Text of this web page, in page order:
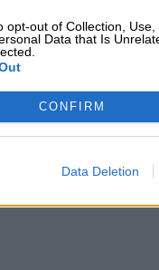
opt-out of Collection,
Data that Is
CONFIRM
Data Deletion
EEUU